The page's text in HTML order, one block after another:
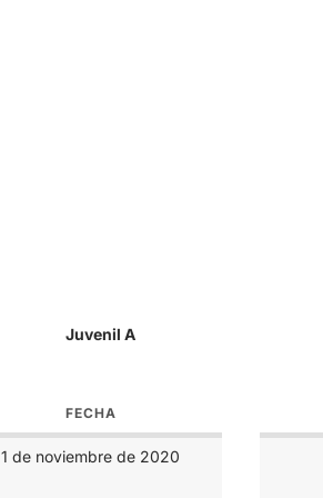
Juvenil A
FECHA
1 de noviembre de 2020